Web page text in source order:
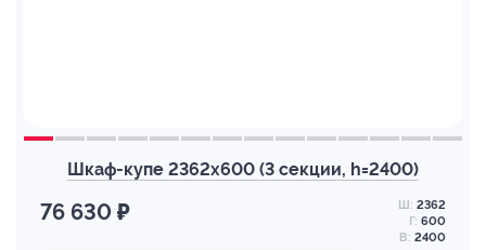
Шкаф-купе 2362х600 (3 секции, h=2400)
76 630 ₽ Ш: 2362
Г: 600
В: 2400